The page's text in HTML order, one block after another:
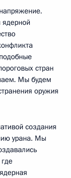
ядерной
стран
Мы будем
оружия
создания
урана. Мы